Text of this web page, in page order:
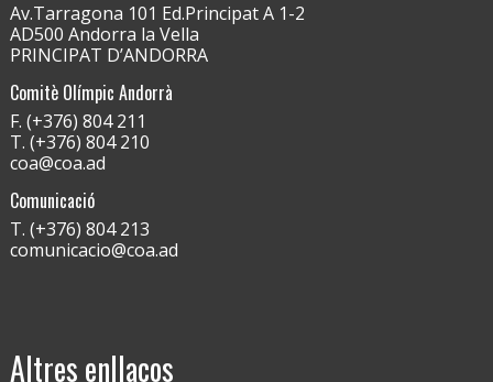
Av.Tarragona 101 Ed.Principat A 1-2
AD500 Andorra la Vella
PRINCIPAT D’ANDORRA
Comitè Olímpic Andorrà
F. (+376) 804 211
T. (+376) 804 210
coa@coa.ad
Comunicació
T. (+376) 804 213
comunicacio@coa.ad
Altres enllaços